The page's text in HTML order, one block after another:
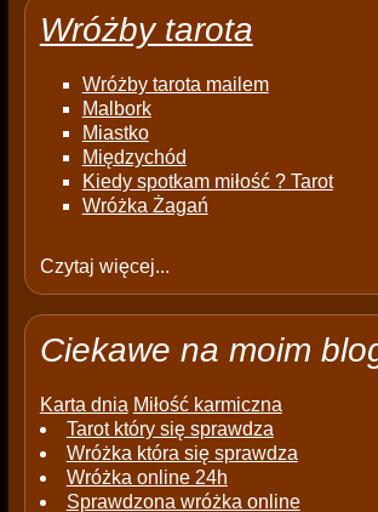
Wróżby tarota
Wróżby tarota mailem
Malbork
Miastko
Międzychód
Kiedy spotkam miłość ? Tarot
Wróżka Żagań
Czytaj więcej...
Ciekawe na moim
Karta dnia Miłość karmiczna
Tarot który się sprawdza
Wróżka która się sprawdza
Wróżka online 24h
Sprawdzona wróżka online